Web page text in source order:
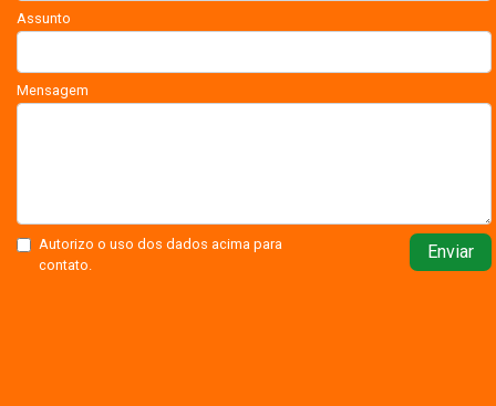
Assunto
Mensagem
Autorizo o uso dos dados acima para
contato.
Enviar